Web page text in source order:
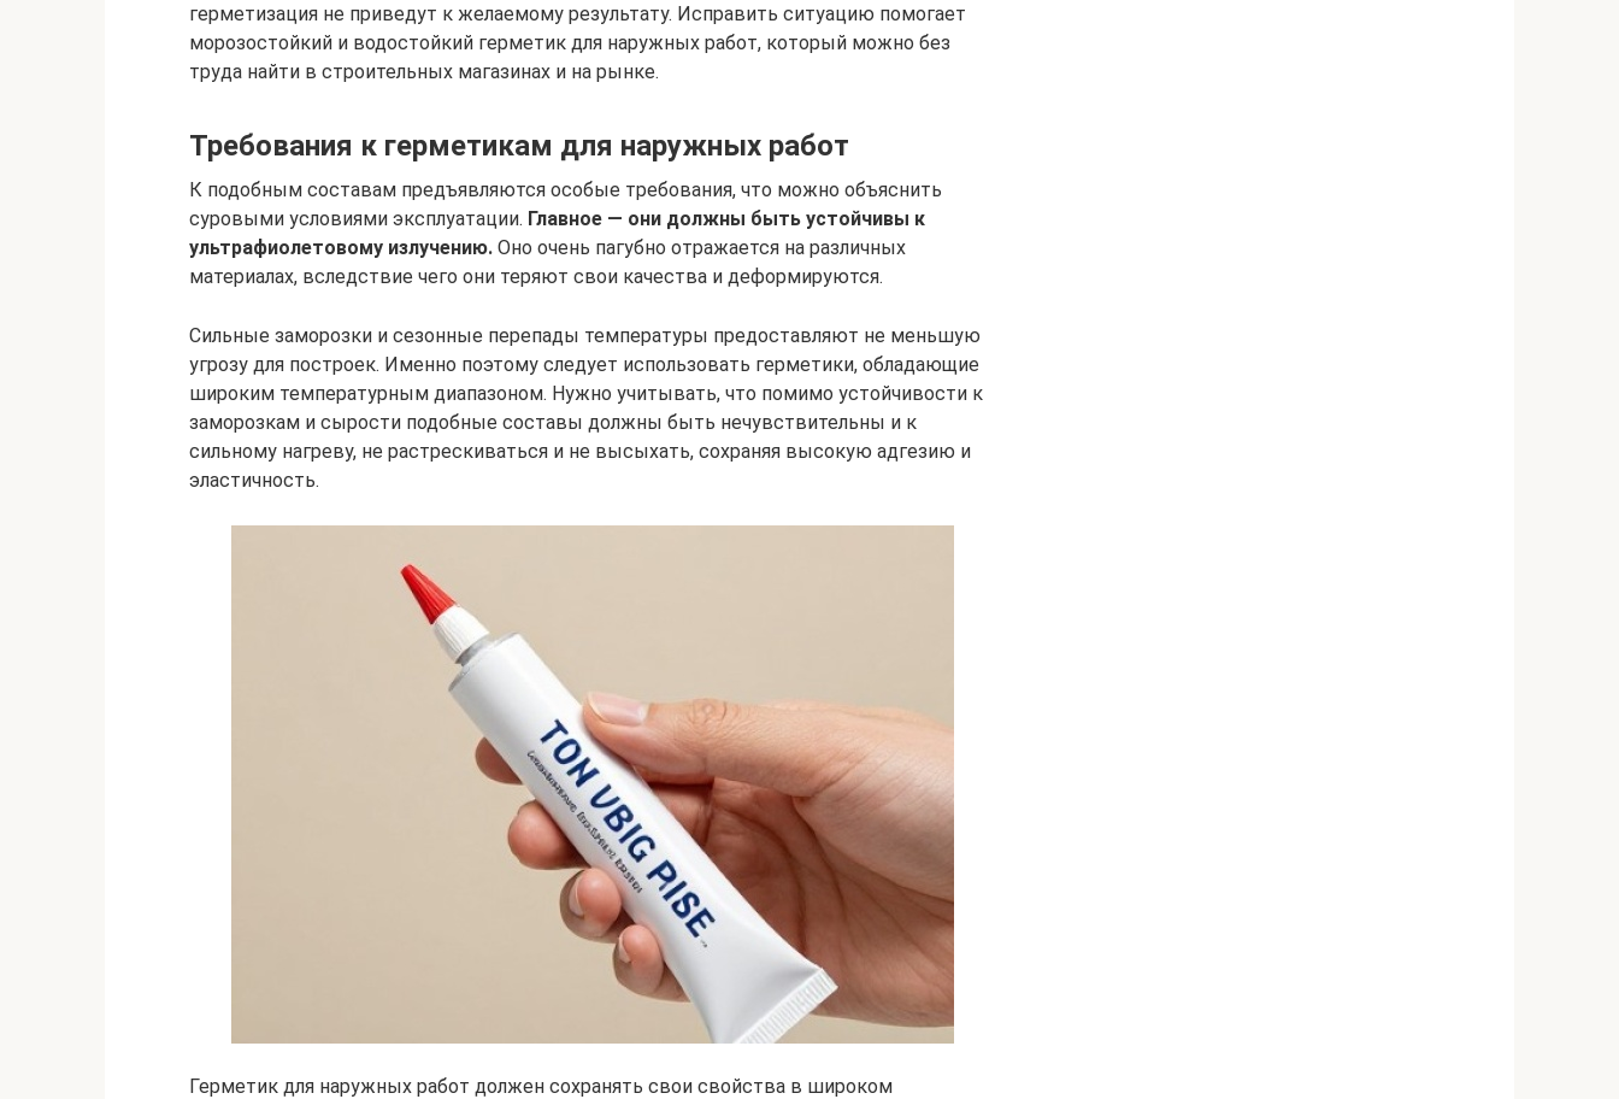
герметизация не приведут к желаемому результату. Исправить ситуацию помогает
морозостойкий и водостойкий герметик для наружных работ, который можно без
труда найти в строительных магазинах и на рынке.
Требования к герметикам для наружных работ
К подобным составам предъявляются особые требования, что можно объяснить
суровыми условиями эксплуатации. Главное — они должны быть устойчивы к
ультрафиолетовому излучению. Оно очень пагубно отражается на различных
материалах, вследствие чего они теряют свои качества и деформируются.
Сильные заморозки и сезонные перепады температуры предоставляют не меньшую
угрозу для построек. Именно поэтому следует использовать герметики, обладающие
широким температурным диапазоном. Нужно учитывать, что помимо устойчивости к
заморозкам и сырости подобные составы должны быть нечувствительны и к
сильному нагреву, не растрескиваться и не высыхать, сохраняя высокую адгезию и
эластичность.
Герметик для наружных работ должен сохранять свои свойства в широком